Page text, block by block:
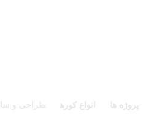
پروژه ها انواع کوره